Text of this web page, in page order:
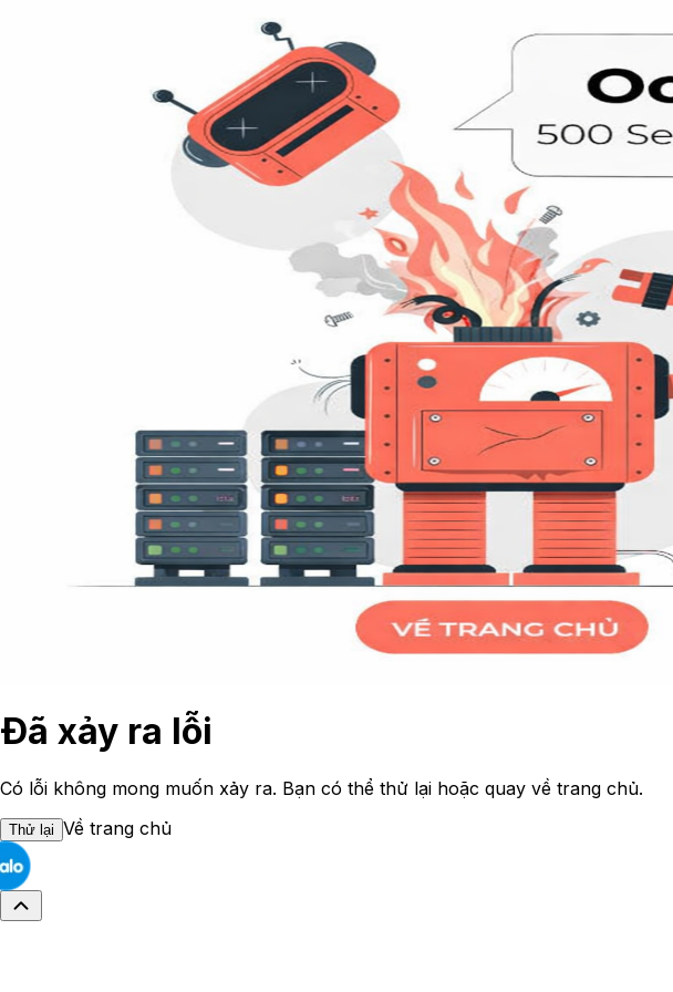
Đã xảy ra lỗi
Có lỗi không mong muốn xảy ra. Bạn có thể thử lại hoặc quay về trang chủ.
Thử lại Về trang chủ